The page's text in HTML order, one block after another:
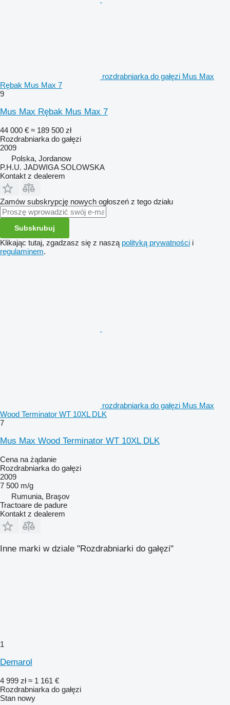
rozdrabniarka do gałęzi Mus Max
Rębak Mus Max 7
9
Mus Max Rębak Mus Max 7
44 000 € ≈ 189 500 zł
Rozdrabniarka do gałęzi
2009
Polska, Jordanow
P.H.U. JADWIGA SOLOWSKA
Kontakt z dealerem
Zamów subskrypcję nowych ogłoszeń z tego działu
Subskrubuj
Klikając tutaj, zgadzasz się z naszą polityką prywatności i
regulaminem.
rozdrabniarka do gałęzi Mus Max
Wood Terminator WT 10XL DLK
7
Mus Max Wood Terminator WT 10XL DLK
Cena na żądanie
Rozdrabniarka do gałęzi
2009
7 500 m/g
Rumunia, Braşov
Tractoare de padure
Kontakt z dealerem
Inne marki w dziale "Rozdrabniarki do gałęzi"
1
Demarol
4 999 zł ≈ 1 161 €
Rozdrabniarka do gałęzi
Stan nowy